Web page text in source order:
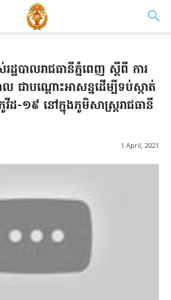
ឋបាលរាជធានីភ្នំពេញ ស្តីពី ការ
ាល ជាបណ្តោះអាសន្នដើម្បីទប់ស្កាត់
វីដ-១៩ នៅក្នុងភូមិសាស្រ្តរាជធានី
1 April, 2021